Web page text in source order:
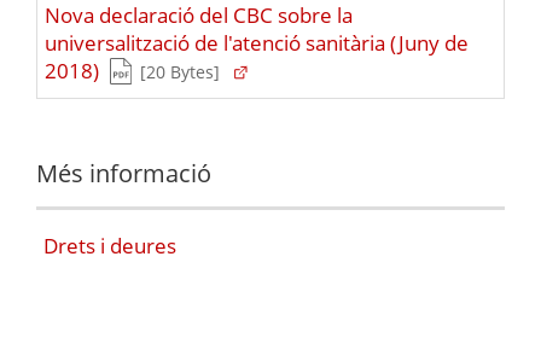
Nova declaració del CBC sobre la
universalització de l'atenció sanitària (Juny de
2018) (Tipus de fitxer pdf)
(Pes del fitxer)
[20 Bytes]
Més informació
Drets i deures